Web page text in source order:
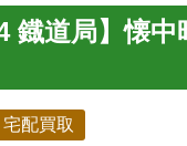
鐡道局】懐
宅配買取